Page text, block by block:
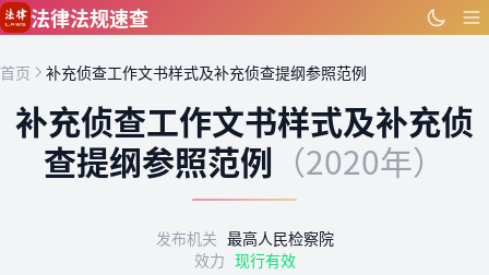
跳到主要内容
法律法规速查
首页 补充侦查工作文书样式及补充侦查提纲参照范例
补充侦查工作文书样式及补充侦
查提纲参照范例 （2020年）
发布机关 最高人民检察院
效力 现行有效